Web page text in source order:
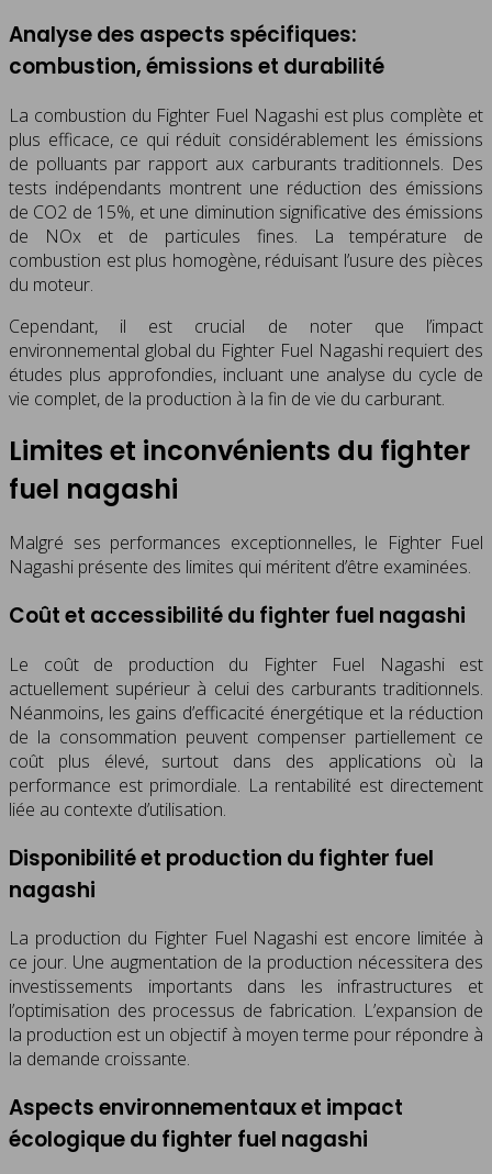
Analyse des aspects spécifiques:
combustion, émissions et durabilité
La combustion du Fighter Fuel Nagashi est plus complète et
plus efficace, ce qui réduit considérablement les émissions
de polluants par rapport aux carburants traditionnels. Des
tests indépendants montrent une réduction des émissions
de CO2 de 15%, et une diminution significative des émissions
de NOx et de particules fines. La température de
combustion est plus homogène, réduisant l’usure des pièces
du moteur.
Cependant, il est crucial de noter que l’impact
environnemental global du Fighter Fuel Nagashi requiert des
études plus approfondies, incluant une analyse du cycle de
vie complet, de la production à la fin de vie du carburant.
Limites et inconvénients du fighter
fuel nagashi
Malgré ses performances exceptionnelles, le Fighter Fuel
Nagashi présente des limites qui méritent d’être examinées.
Coût et accessibilité du fighter fuel nagashi
Le coût de production du Fighter Fuel Nagashi est
actuellement supérieur à celui des carburants traditionnels.
Néanmoins, les gains d’efficacité énergétique et la réduction
de la consommation peuvent compenser partiellement ce
coût plus élevé, surtout dans des applications où la
performance est primordiale. La rentabilité est directement
liée au contexte d’utilisation.
Disponibilité et production du fighter fuel
nagashi
La production du Fighter Fuel Nagashi est encore limitée à
ce jour. Une augmentation de la production nécessitera des
investissements importants dans les infrastructures et
l’optimisation des processus de fabrication. L’expansion de
la production est un objectif à moyen terme pour répondre à
la demande croissante.
Aspects environnementaux et impact
écologique du fighter fuel nagashi